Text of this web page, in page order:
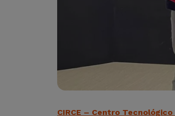
CIRCE – Centro Tecnológico